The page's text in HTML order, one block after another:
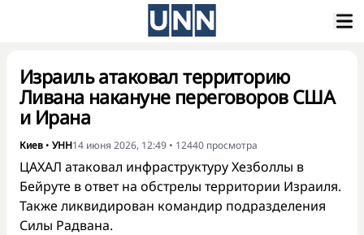
Израиль атаковал территорию
Ливана накануне переговоров США
и Ирана
Киев • УНН14 июня 2026, 12:49 • 12440 просмотра
ЦАХАЛ атаковал инфраструктуру Хезболлы в
Бейруте в ответ на обстрелы территории Израиля.
Также ликвидирован командир подразделения
Силы Радвана.